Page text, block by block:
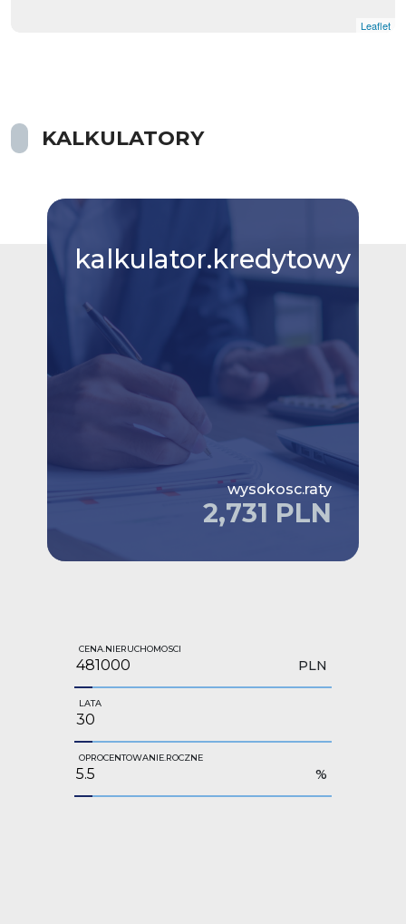
Leaflet
KALKULATORY
kalkulator.kredytowy
wysokosc.raty
2,731 PLN
CENA.NIERUCHOMOSCI
PLN
LATA
OPROCENTOWANIE.ROCZNE
%